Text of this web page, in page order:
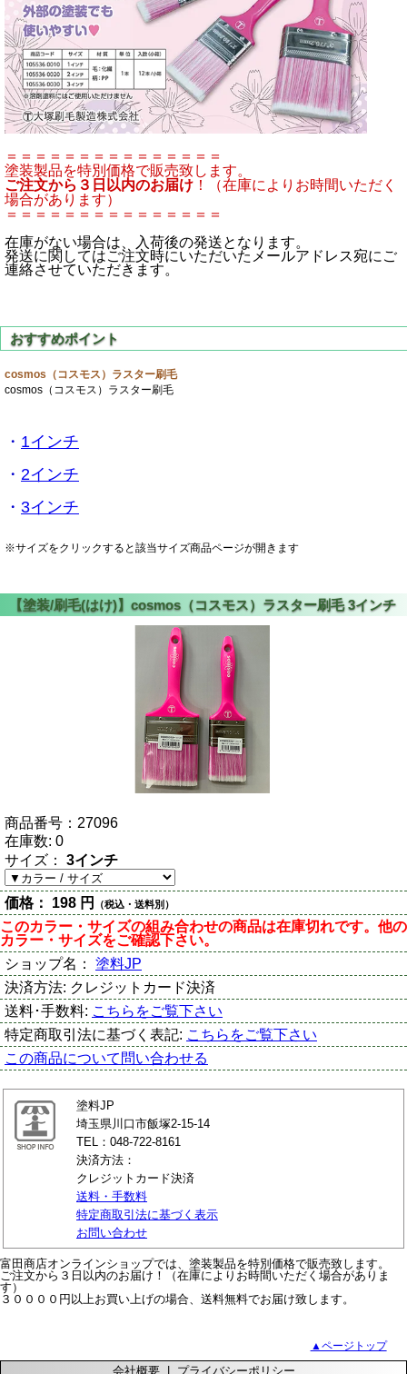
＝＝＝＝＝＝＝＝＝＝＝＝＝＝＝
塗装製品を特別価格で販売致します。
ご注文から３日以内のお届け ！（在庫によりお時間いただく
場合があります）
＝＝＝＝＝＝＝＝＝＝＝＝＝＝＝
在庫がない場合は、入荷後の発送となります。
発送に関してはご注文時にいただいたメールアドレス宛にご
連絡させていただきます。
cosmos（コスモス）ラスター刷毛
cosmos（コスモス）ラスター刷毛
・ 1インチ
・ 2インチ
・ 3インチ
※サイズをクリックすると該当サイズ商品ページが開きます
商品番号： 27096
在庫数: 0
サイズ： 3インチ
価格： 198 円 （税込・送料別）
このカラー・サイズの組み合わせの商品は在庫切れです。他の
カラー・サイズをご確認下さい。
ショップ名： 塗料JP
決済方法: クレジットカード決済
送料･手数料: こちらをご覧下さい
特定商取引法に基づく表記: こちらをご覧下さい
この商品について問い合わせる
塗料JP
埼玉県川口市飯塚2-15-14
TEL：048-722-8161
決済方法：
クレジットカード決済
送料・手数料
特定商取引法に基づく表示
お問い合わせ
富田商店オンラインショップでは、塗装製品を特別価格で販売致します。
ご注文から３日以内のお届け！（在庫によりお時間いただく場合がありま
す）
３００００円以上お買い上げの場合、送料無料でお届け致します。
▲ページトップ
会社概要| プライバシーポリシー